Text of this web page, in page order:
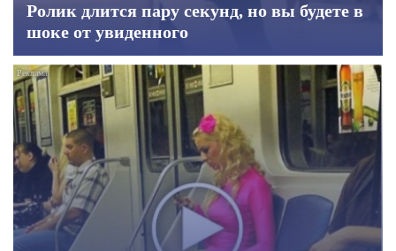
Ролик длится пару секунд, но вы будете в
шоке от увиденного